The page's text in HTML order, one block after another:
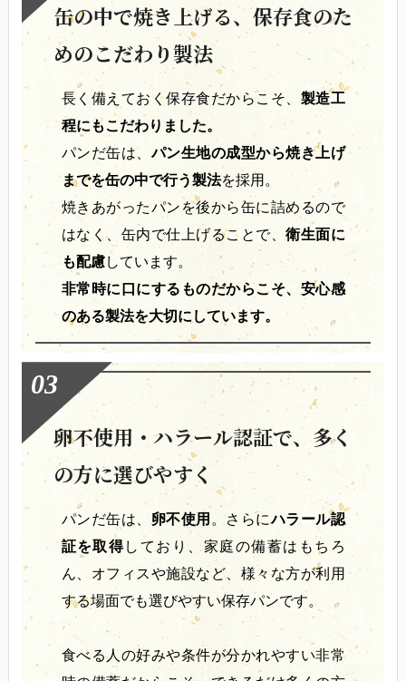
缶の中で焼き上げる、保存食のた
めのこだわり製法
長く備えておく保存食だからこそ、 製造工
程にもこだわりました。
パンだ缶は、パン生地の成型から焼き上げ
までを缶の中で行う製法を採用。
焼きあがったパンを後から缶に詰めるので
はなく、缶内で仕上げることで、 衛生面に
も配慮しています。
非常時に口にするものだからこそ、安心感
のある製法を大切にしています。
卵不使用・ハラール認証で、多く
の方に選びやすく
パンだ缶は、 卵不使用 。さらにハラール認
証を取得しており、家庭の備蓄はもちろ
ん、オフィスや施設など、様々な方が利用
する場面でも選びやすい保存パンです。
食べる人の好みや条件が分かれやすい非常